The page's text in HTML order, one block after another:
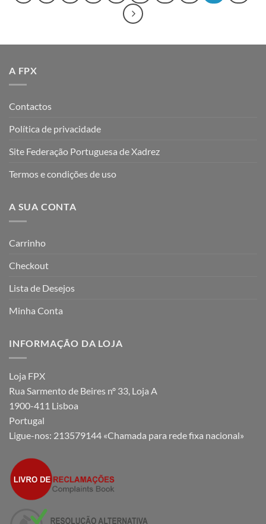
A FPX
Contactos
Política de privacidade
Site Federação Portuguesa de Xadrez
Termos e condições de uso
A SUA CONTA
Carrinho
Checkout
Lista de Desejos
Minha Conta
INFORMAÇÃO DA LOJA
Loja FPX
Rua Sarmento de Beires nº 33, Loja A
1900-411 Lisboa
Portugal
Ligue-nos: 213579144 «Chamada para rede fixa nacional»